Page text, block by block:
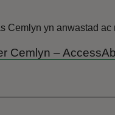
Cemlyn yn anwastad
Cemlyn –